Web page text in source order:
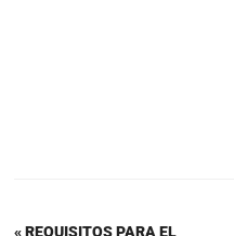
« REQUISITOS PARA EL